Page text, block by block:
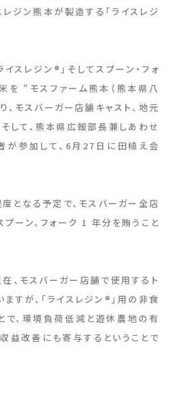
レジン熊本が製造する「ライスレジ
イスレジン®」そしてスプーン・フォ
を “モスファーム熊本（熊本県八
、モスバーガー店舗キャスト、地元
して、熊本県広報部長兼しあわせ
が参加して、6月27日に田植え会
となる予定で、モスバーガー全店
ーン、フォーク 1 年分を賄うこと
、モスバーガー店舗で使用するト
ますが、「ライスレジン®」用の非食
で、環境負荷低減と遊休農地の有
益改善にも寄与するということで